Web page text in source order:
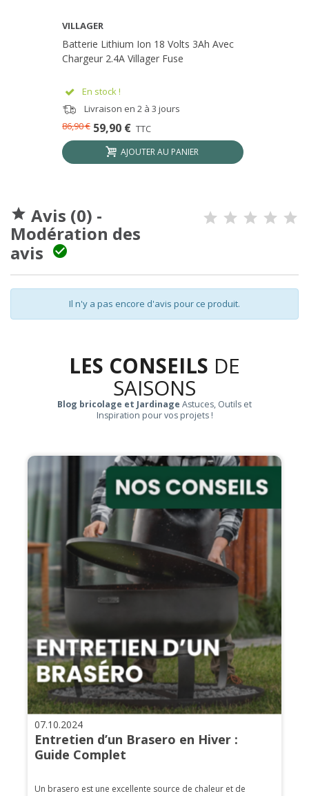
VILLAGER
Batterie Lithium Ion 18 Volts 3Ah Avec
Chargeur 2.4A Villager Fuse
En stock !
Livraison en 2 à 3 jours
59,90 € TTC
86,90 €
AJOUTER AU PANIER
 Avis (0) -
Modération des
avis

Il n'y a pas encore d'avis pour ce produit.
LES CONSEILS DE
SAISONS
Blog bricolage et Jardinage Astuces, Outils et
Inspiration pour vos projets !
07.10.2024
Entretien d’un Brasero en Hiver :
Guide Complet
Un brasero est une excellente source de chaleur et de